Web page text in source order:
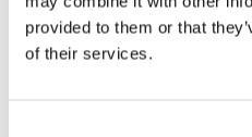
provided to them or that
of their services.